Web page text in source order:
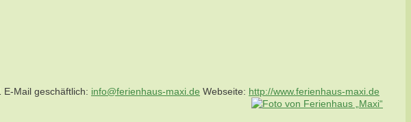
E-Mail geschäftlich: info@ferienhaus-maxi.de Webseite: http://www.ferienhaus-maxi.de